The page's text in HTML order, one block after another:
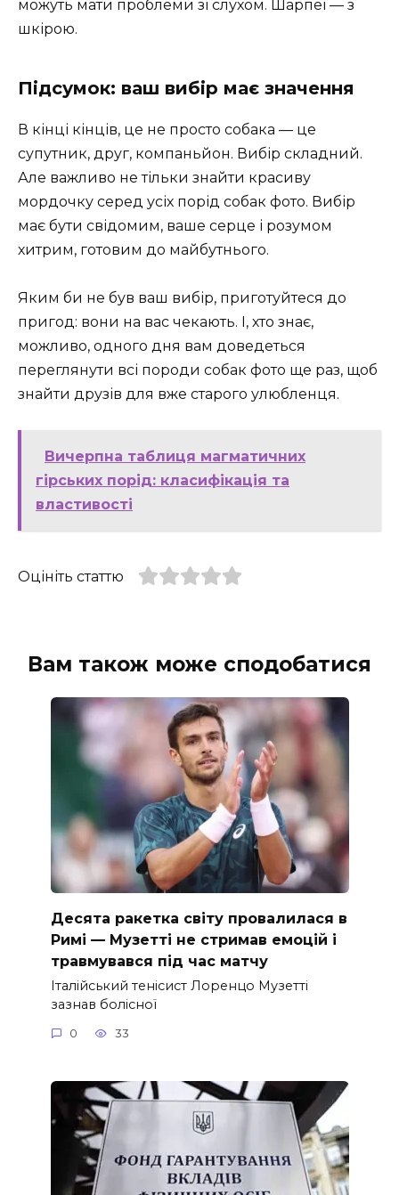
можуть мати проблеми зі слухом. Шарпеї — з
шкірою.
Підсумок: ваш вибір має значення
В кінці кінців, це не просто собака — це
супутник, друг, компаньйон. Вибір складний.
Але важливо не тільки знайти красиву
мордочку серед усіх порід собак фото. Вибір
має бути свідомим, ваше серце і розумом
хитрим, готовим до майбутнього.
Яким би не був ваш вибір, приготуйтеся до
пригод: вони на вас чекають. І, хто знає,
можливо, одного дня вам доведеться
переглянути всі породи собак фото ще раз, щоб
знайти друзів для вже старого улюбленця.
Вичерпна таблиця магматичних
гірських порід: класифікація та
властивості
Оцініть статтю
Вам також може сподобатися
Десята ракетка світу провалилася в
Римі — Музетті не стримав емоцій і
травмувався під час матчу
Італійський тенісист Лоренцо Музетті
зазнав болісної
0 33